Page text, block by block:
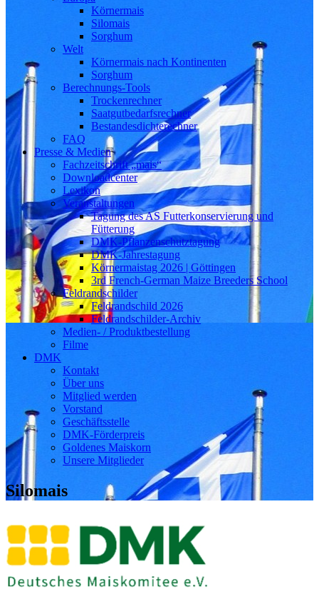
Körnermais
Silomais
Sorghum
Welt
Körnermais nach Kontinenten
Sorghum
Berechnungs-Tools
Trockenrechner
Saatgutbedarfsrechner
Bestandesdichterechner
FAQ
Presse & Medien
Fachzeitschrift „mais“
Downloadcenter
Lexikon
Veranstaltungen
Tagung des AS Futterkonservierung und
Fütterung
DMK-Pflanzenschutztagung
DMK-Jahrestagung
Körnermaistag 2026 | Göttingen
3rd French-German Maize Breeders School
Feldrandschilder
Feldrandschild 2026
Feldrandschilder-Archiv
Medien- / Produktbestellung
Filme
DMK
Kontakt
Über uns
Mitglied werden
Vorstand
Geschäftsstelle
DMK-Förderpreis
Goldenes Maiskorn
Unsere Mitglieder
Silomais